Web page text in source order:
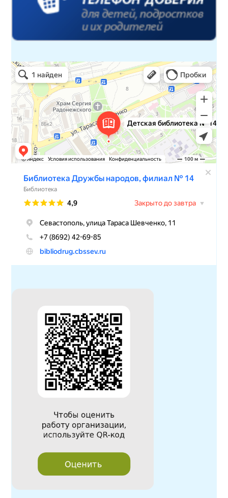
Детская библиотека № 14 Дружбы народов
Библиотека в Севастополе